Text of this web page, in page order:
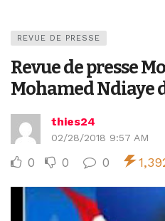
REVUE DE PRESSE
Revue de presse
Mohamed Ndiaye
thies24
02/28/2018 9:57 AM
0 0 0